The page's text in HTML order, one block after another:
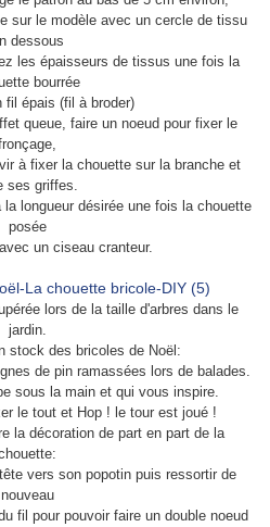
sur le modèle avec un cercle de tissu
dessous
les épaisseurs de tissus une fois la
bourrée
fil épais (fil à broder)
queue, faire un noeud pour fixer le
à fixer la chouette sur la branche et
ses griffes.
longueur désirée une fois la chouette
posée
un ciseau cranteur.
lors de la taille d'arbres dans le
jardin.
stock des bricoles de Noël:
de pin ramassées lors de balades.
sous la main et qui vous inspire.
le tout et Hop ! le tour est joué !
la décoration de part en part de la
vers son popotin puis ressortir de
nouveau
fil pour pouvoir faire un double noeud